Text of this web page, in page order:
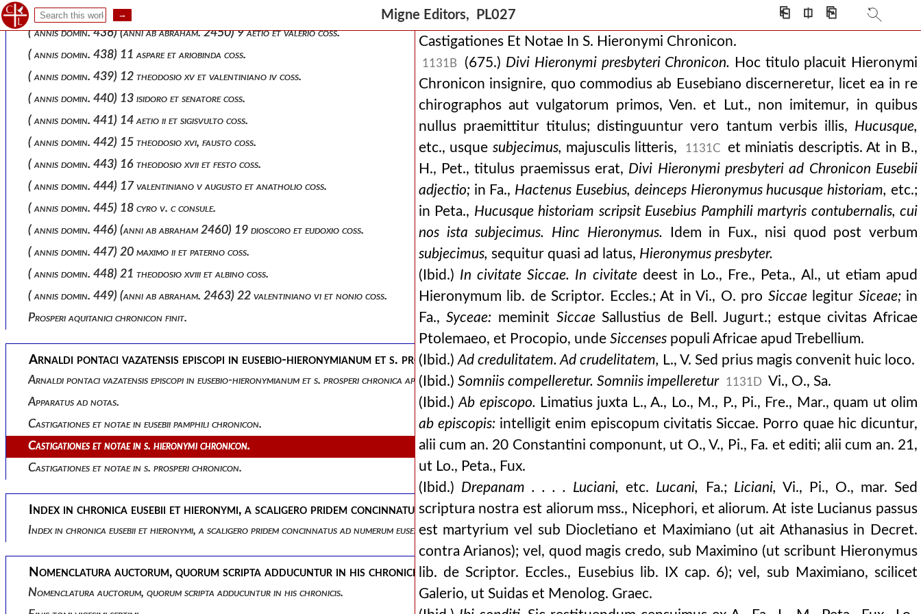
Migne Editors, PL027 ⎗ ⎅ ⎘
( annis domin. 435) 8 basso et antiocho coss.
( annis domin. 436) (anni ab abraham. 2450) 9 aetio et valerio coss.
( annis domin. 438) 11 aspare et ariobinda coss.
( annis domin. 439) 12 theodosio xv et valentiniano iv coss.
( annis domin. 440) 13 isidoro et senatore coss.
( annis domin. 441) 14 aetio ii et sigisvulto coss.
( annis domin. 442) 15 theodosio xvi, fausto coss.
( annis domin. 443) 16 theodosio xvii et festo coss.
( annis domin. 444) 17 valentiniano v augusto et anatholio coss.
( annis domin. 445) 18 cyro v. c consule.
( annis domin. 446) (anni ab abraham 2460) 19 dioscoro et eudoxio coss.
( annis domin. 447) 20 maximo ii et paterno coss.
( annis domin. 448) 21 theodosio xviii et albino coss.
( annis domin. 449) (anni ab abraham. 2463) 22 valentiniano vi et nonio coss.
Prosperi aquitanici chronicon finit.
Arnaldi pontaci vazatensis episcopi in eusebio-hieronymianum et s. prosperi chronica apparatus, castigationes et notae.
Arnaldi pontaci vazatensis episcopi in eusebio-hieronymianum et s. prosperi chronica apparatus, castigationes et notae.
Apparatus ad notas.
Castigationes et notae in eusebii pamphili chronicon.
Castigationes et notae in s. hieronymi chronicon.
Castigationes et notae in s. prosperi chronicon.
Index in chronica eusebii et hieronymi, a scaligero pridem concinnatus ad numerum eusebianum, auctior nunc, pluribusque locis emendatior.
Index in chronica eusebii et hieronymi, a scaligero pridem concinnatus ad numerum eusebianum, auctior nunc, pluribusque locis emendatior.
Nomenclatura auctorum, quorum scripta adducuntur in his chronicis.
Nomenclatura auctorum, quorum scripta adducuntur in his chronicis.
Castigationes Et Notae In S. Hieronymi Chronicon.
1131B (675.) Divi Hieronymi presbyteri Chronicon. Hoc titulo placuit Hieronymi
Chronicon insignire, quo commodius ab Eusebiano discerneretur, licet ea in re
chirographos aut vulgatorum primos, Ven. et Lut., non imitemur, in quibus
nullus praemittitur titulus; distinguuntur vero tantum verbis illis, Hucusque,
etc., usque subjecimus, majusculis litteris, 1131C
et miniatis descriptis. At in B.,
H., Pet., titulus praemissus erat, Divi Hieronymi presbyteri ad Chronicon Eusebii
adjectio;in Fa., Hactenus Eusebius, deinceps Hieronymus hucusque historiam, etc.;
in Peta., Hucusque historiam scripsit Eusebius Pamphili martyris contubernalis, cui
nos ista subjecimus. Hinc Hieronymus. Idem in Fux., nisi quod post verbum
subjecimus, sequitur quasi ad latus, Hieronymus presbyter.
(Ibid.) In civitate Siccae. In civitatedeest in Lo., Fre., Peta., Al., ut etiam apud
Hieronymum lib. de Scriptor. Eccles.; At in Vi., O. pro Siccaelegitur Siceae;in
Fa.,Syceae: meminit SiccaeSallustius de Bell. Jugurt.; estque civitas Africae
Ptolemaeo, et Procopio, unde Siccensespopuli Africae apud Trebellium.
(Ibid.) Ad credulitatem. Ad crudelitatem, L., V. Sed prius magis convenit huic loco.
(Ibid.) Somniis compelleretur. Somniis impelleretur 1131D
Vi., O., Sa.
(Ibid.)Ab episcopo. Limatius juxta L., A., Lo., M., P., Pi., Fre., Mar., quam ut olim
ab episcopis: intelligit enim episcopum civitatis Siccae. Porro quae hic dicuntur,
alii cum an. 20 Constantini componunt, ut O., V., Pi., Fa. et editi; alii cum an. 21,
ut Lo., Peta., Fux.
(Ibid.) Drepanam . . . . Luciani, etc. Lucani, Fa.; Liciani, Vi., Pi., O., mar. Sed
scriptura nostra est aliorum mss., Nicephori, et aliorum. At iste Lucianus passus
est martyrium vel sub Diocletiano et Maximiano (ut ait Athanasius in Decret.
contra Arianos); vel, quod magis credo, sub Maximino (ut scribunt Hieronymus
lib. de Scriptor. Eccles., Eusebius lib. IX cap. 6); vel, sub Maximiano, scilicet
Galerio, ut Suidas et Menolog. Graec.